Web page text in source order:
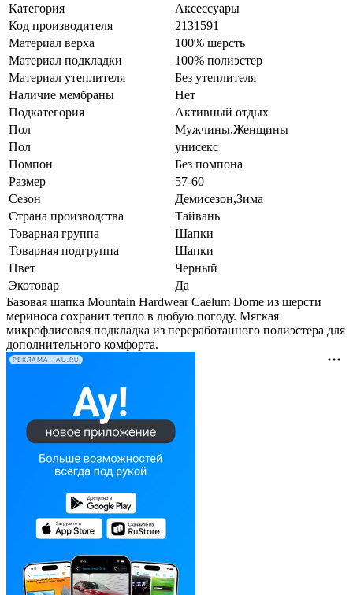
Категория
Аксессуары
Код производителя
2131591
Материал верха
100% шерсть
Материал подкладки
100% полиэстер
Материал утеплителя
Без утеплителя
Наличие мембраны
Нет
Подкатегория
Активный отдых
Пол
Мужчины,Женщины
Пол
унисекс
Помпон
Без помпона
Размер
57-60
Сезон
Демисезон,Зима
Страна производства
Тайвань
Товарная группа
Шапки
Товарная подгруппа
Шапки
Цвет
Черный
Экотовар
Да
Базовая шапка Mountain Hardwear Caelum Dome из шерсти
мериноса сохранит тепло в любую погоду. Мягкая
микрофлисовая подкладка из переработанного полиэстера для
дополнительного комфорта.
РЕКЛАМА • AU.RU